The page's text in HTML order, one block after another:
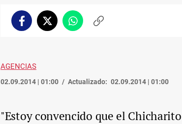
FacebookTwitterWhatsappCopiar
AGENCIAS
02.09.2014 | 01:00 Actualizado: 02.09.2014 | 01:00
"Estoy convencido que el